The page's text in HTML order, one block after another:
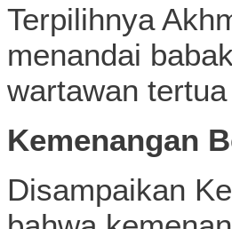
Terpilihnya
menandai
wartawan
Kemenangan
Disampaikan